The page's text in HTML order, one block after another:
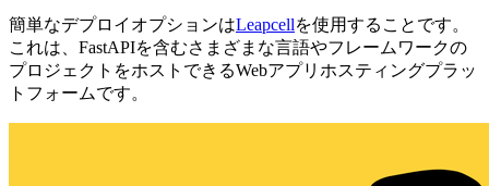
簡単なデプロイオプションはLeapcellを使用することです。
これは、FastAPIを含むさまざまな言語やフレームワークの
プロジェクトをホストできるWebアプリホスティングプラッ
トフォームです。